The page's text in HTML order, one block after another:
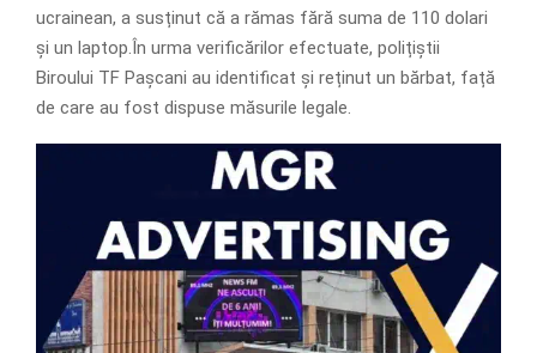
ucrainean, a susținut că a rămas fără suma de 110 dolari
și un laptop.În urma verificărilor efectuate, polițiștii
Biroului TF Pașcani au identificat și reținut un bărbat, față
de care au fost dispuse măsurile legale.